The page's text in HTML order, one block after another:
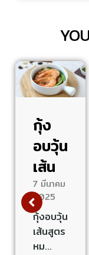
กุ้ง
อบวุ้น
เส้น
7 มีนาคม
2025
กุ้งอบวุ้น
เส้นสูตร
หม…